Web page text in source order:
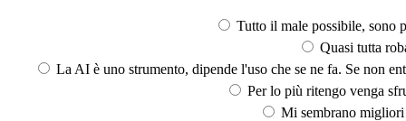
Tutto il male possibile, sono
Quasi tutta
La AI è uno strumento, dipende l'uso che se ne fa. Se non
Per lo più ritengo venga
Mi sembrano